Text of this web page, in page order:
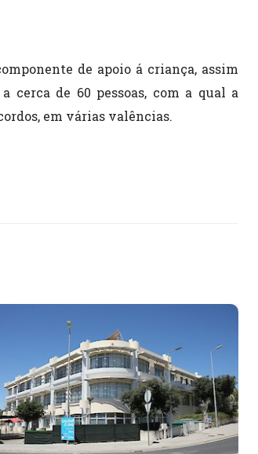
de apoio á criança, assim
cerca de 60 pessoas, com a qual a
em várias valências.